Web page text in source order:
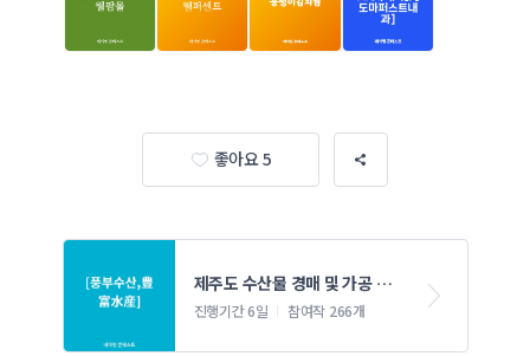
좋아요 5
제주도 수산물 경매 및 가공 및
유통 네이밍 콘테스트
진행기간 6일 참여작 266개